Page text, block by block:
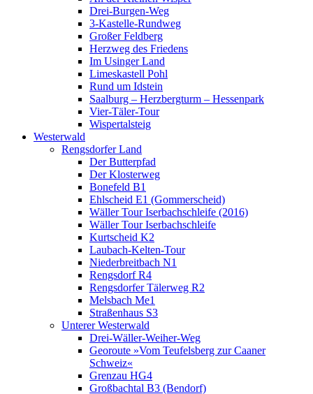
Drei-Burgen-Weg
3-Kastelle-Rundweg
Großer Feldberg
Herzweg des Friedens
Im Usinger Land
Limeskastell Pohl
Rund um Idstein
Saalburg – Herzbergturm – Hessenpark
Vier-Täler-Tour
Wispertalsteig
Westerwald
Rengsdorfer Land
Der Butterpfad
Der Klosterweg
Bonefeld B1
Ehlscheid E1 (Gommerscheid)
Wäller Tour Iserbachschleife (2016)
Wäller Tour Iserbachschleife
Kurtscheid K2
Laubach-Kelten-Tour
Niederbreitbach N1
Rengsdorf R4
Rengsdorfer Tälerweg R2
Melsbach Me1
Straßenhaus S3
Unterer Westerwald
Drei-Wäller-Weiher-Weg
Georoute »Vom Teufelsberg zur Caaner
Schweiz«
Grenzau HG4
Großbachtal B3 (Bendorf)